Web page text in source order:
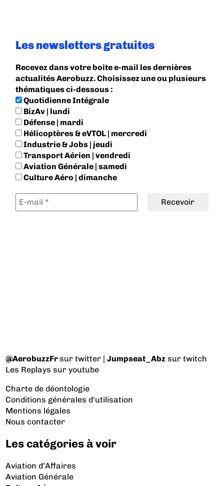
Les newsletters gratuites
Recevez dans votre boite e-mail les dernières
actualités Aerobuzz. Choisissez une ou plusieurs
thématiques ci-dessous :
Quotidienne Intégrale
BizAv | lundi
Défense | mardi
Hélicoptères & eVTOL | mercredi
Industrie & Jobs | jeudi
Transport Aérien | vendredi
Aviation Générale | samedi
Culture Aéro | dimanche
@AerobuzzFrsur twitter |Jumpseat_Abz sur twitch
Les Replays sur youtube
Charte de déontologie
Conditions générales d'utilisation
Mentions légales
Nous contacter
Les catégories à voir
Aviation d’Affaires
Aviation Générale